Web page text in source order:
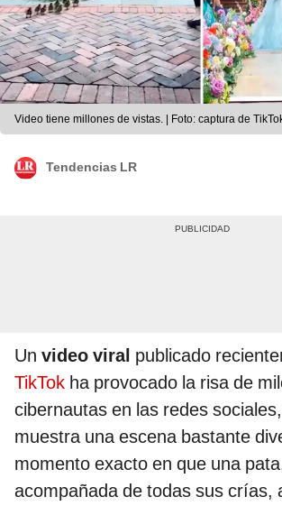
Video tiene millones de vistas. | Foto: captura de
Tendencias LR
Un video viral publicado
TikTok ha provocado la risa de
cibernautas en las redes
muestra una escena bastante
momento exacto en que una
acompañada de todas sus crías,